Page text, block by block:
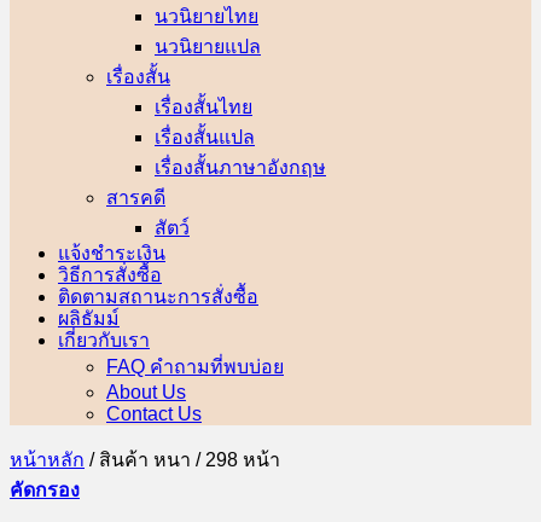
นวนิยายไทย
นวนิยายแปล
เรื่องสั้น
เรื่องสั้นไทย
เรื่องสั้นแปล
เรื่องสั้นภาษาอังกฤษ
สารคดี
สัตว์
แจ้งชำระเงิน
วิธีการสั่งซื้อ
ติดตามสถานะการสั่งซื้อ
ผลิธัมม์
เกี่ยวกับเรา
FAQ คำถามที่พบบ่อย
About Us
Contact Us
หน้าหลัก /สินค้า หนา /298 หน้า
คัดกรอง